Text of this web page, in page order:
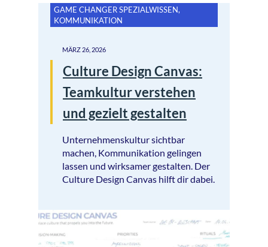
GAME CHANGER SPEZIALWISSEN,
KOMMUNIKATION
MÄRZ 26, 2026
Culture Design Canvas:
Teamkultur verstehen
und gezielt gestalten
Unternehmenskultur sichtbar
machen, Kommunikation gelingen
lassen und wirksamer gestalten. Der
Culture Design Canvas hilft dir dabei.